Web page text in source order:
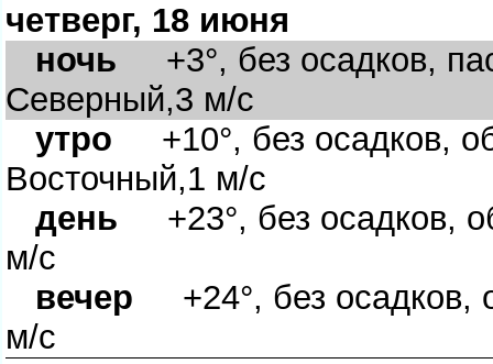
четверг, 18 июня
ночь +3°, без осадков,
Северный,3 м/с
утро +10°, без осадков,
Восточный,1 м/с
день +23°, без осадков,
м/с
вечер +24°, без осадков,
м/с